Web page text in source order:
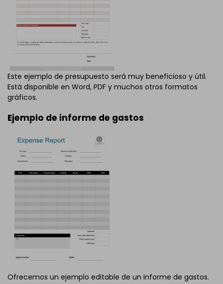
Este ejemplo de presupuesto será muy beneficioso y útil.
Está disponible en Word, PDF y muchos otros formatos
gráficos.
Ejemplo de informe de gastos
Ofrecemos un ejemplo editable de un informe de gastos.